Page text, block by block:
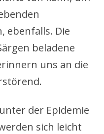
ebenfalls. Die
beladene
uns an die
der Epidemie
sich leicht